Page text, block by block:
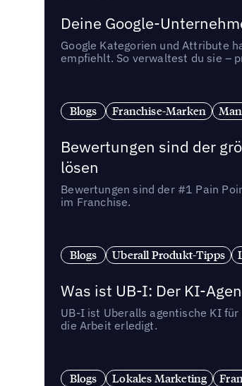
Deine Google-
Google Kategorien und Attribute
empfiehlt. So verwaltest du sie –
Blogs Franchise-Marken
Bewertungen sind der
lösen
Bewertungen sind der #1 Pain
im Franchise.
Blogs Uberall Produkt-Tipps
Was ist UB-I: Der KI-
UB-I ist Uberalls agentische KI
die Arbeit erledigt.
Blogs Lokales Marketing